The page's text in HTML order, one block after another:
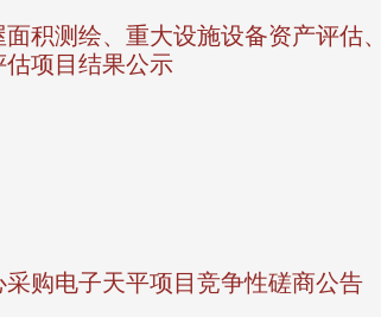
积测绘、重大设施设备资产评估
项目结果公示
购电子天平项目竞争性磋商公告